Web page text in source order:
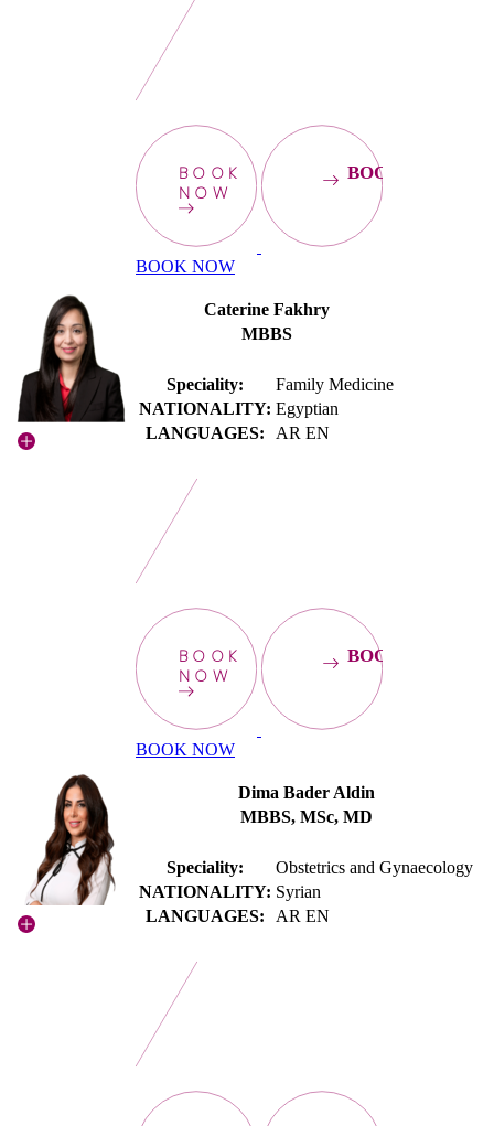
BOOK
NOW
BOOKNOW
BOOK NOW
Caterine Fakhry
MBBS
Speciality:
Family Medicine
NATIONALITY: Egyptian
LANGUAGES:
AR EN
BOOK
NOW
BOOKNOW
BOOK NOW
Dima Bader Aldin
MBBS, MSc, MD
Speciality:
Obstetrics and Gynaecology
NATIONALITY: Syrian
LANGUAGES:
AR EN